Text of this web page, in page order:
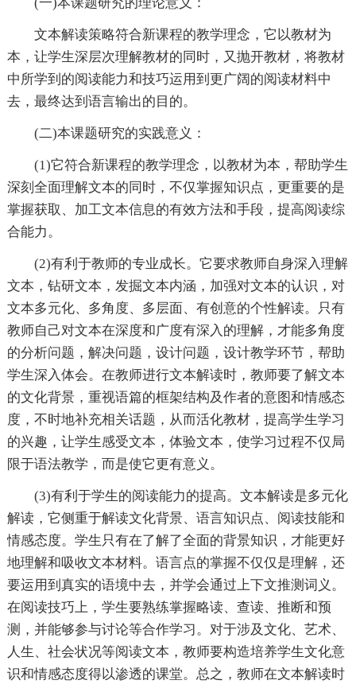
(一)本课题研究的理论意义：
文本解读策略符合新课程的教学理念，它以教材为
本，让学生深层次理解教材的同时，又抛开教材，将教材
中所学到的阅读能力和技巧运用到更广阔的阅读材料中
去，最终达到语言输出的目的。
(二)本课题研究的实践意义：
(1)它符合新课程的教学理念，以教材为本，帮助学生
深刻全面理解文本的同时，不仅掌握知识点，更重要的是
掌握获取、加工文本信息的有效方法和手段，提高阅读综
合能力。
(2)有利于教师的专业成长。它要求教师自身深入理解
文本，钻研文本，发掘文本内涵，加强对文本的认识，对
文本多元化、多角度、多层面、有创意的个性解读。只有
教师自己对文本在深度和广度有深入的理解，才能多角度
的分析问题，解决问题，设计问题，设计教学环节，帮助
学生深入体会。在教师进行文本解读时，教师要了解文本
的文化背景，重视语篇的框架结构及作者的意图和情感态
度，不时地补充相关话题，从而活化教材，提高学生学习
的兴趣，让学生感受文本，体验文本，使学习过程不仅局
限于语法教学，而是使它更有意义。
(3)有利于学生的阅读能力的提高。文本解读是多元化
解读，它侧重于解读文化背景、语言知识点、阅读技能和
情感态度。学生只有在了解了全面的背景知识，才能更好
地理解和吸收文本材料。语言点的掌握不仅仅是理解，还
要运用到真实的语境中去，并学会通过上下文推测词义。
在阅读技巧上，学生要熟练掌握略读、查读、推断和预
测，并能够参与讨论等合作学习。对于涉及文化、艺术、
人生、社会状况等阅读文本，教师要构造培养学生文化意
识和情感态度得以渗透的课堂。总之，教师在文本解读时